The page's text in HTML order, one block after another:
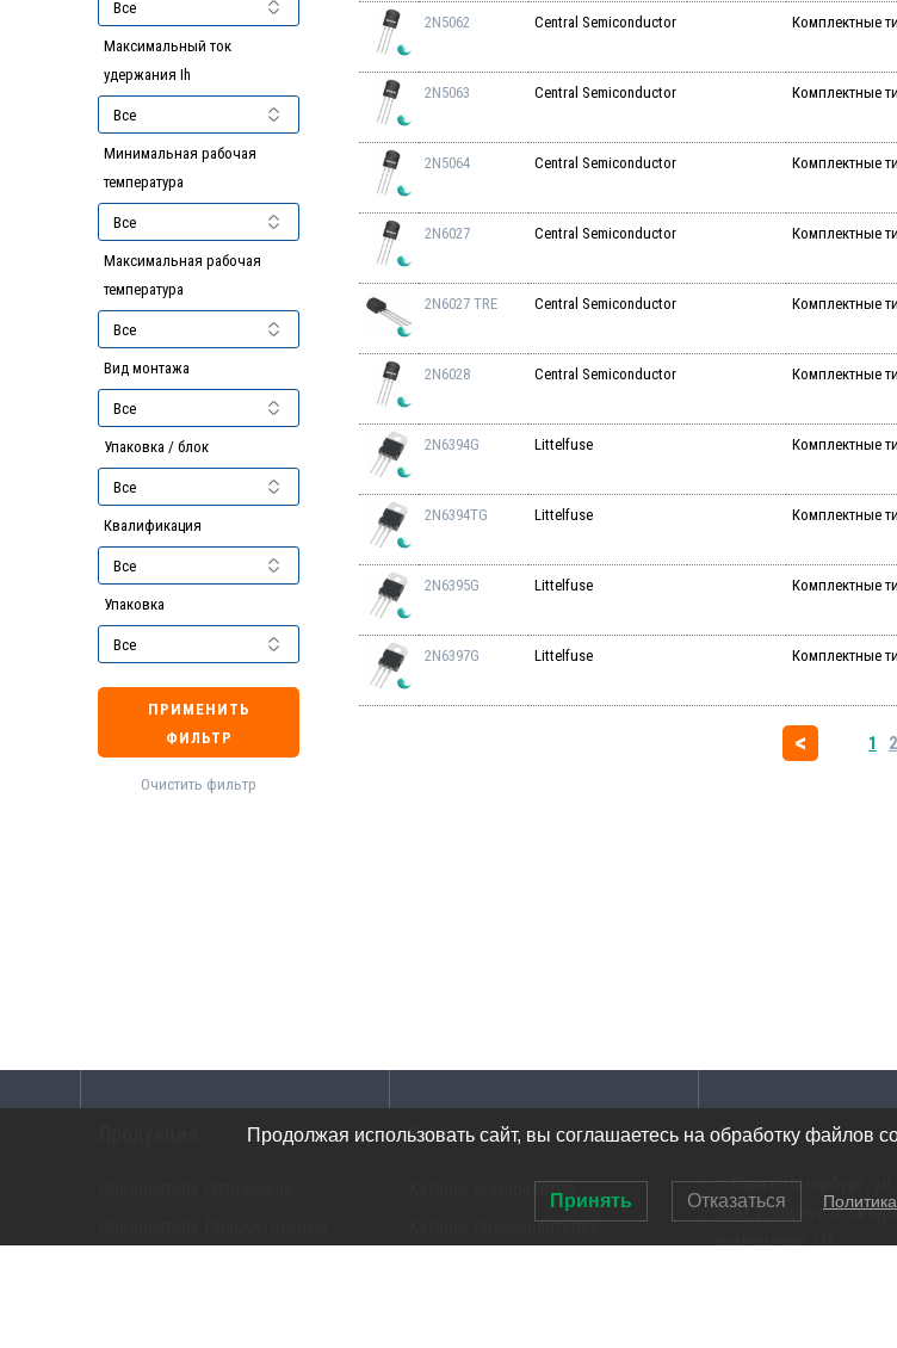
Максимальный ток
удержания Ih
Минимальная рабочая
температура
Максимальная рабочая
температура
Вид монтажа
Упаковка / блок
Квалификация
Упаковка
ПРИМЕНИТЬ
ФИЛЬТР
Очистить фильтр
2N5062 Central Semiconductor Комплектные
2N5063 Central Semiconductor Комплектные
2N5064 Central Semiconductor Комплектные
2N6027 Central Semiconductor Комплектные
2N6027 TRE Central Semiconductor Комплектные
2N6028 Central Semiconductor Комплектные
2N6394G Littelfuse Комплектные
2N6394TG Littelfuse Комплектные
2N6395G Littelfuse Комплектные
2N6397G Littelfuse Комплектные
1 2
Каталоги
Каталог компонентов
Каталог производителей
Адрес
г. Санкт-Петербург, ул.
дом 2, корпус 4,
помещение 1Н
Продолжая использовать сайт, вы соглашаетесь на обработку файлов
Принять Отказаться